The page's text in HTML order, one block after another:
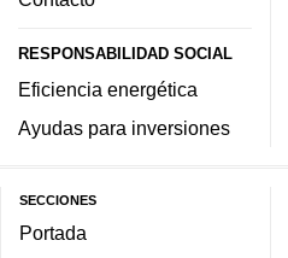
RESPONSABILIDAD SOCIAL
Eficiencia energética
Ayudas para inversiones
SECCIONES
Portada